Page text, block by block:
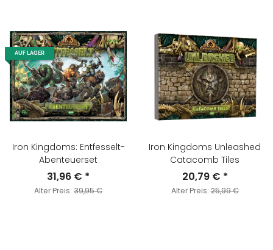
AUF LAGER
Iron Kingdoms: Entfesselt-
Abenteuerset
31,96 € *
Alter Preis: 39,95 €
Iron Kingdoms Unleashed
Catacomb Tiles
20,79 € *
Alter Preis:25,99 €